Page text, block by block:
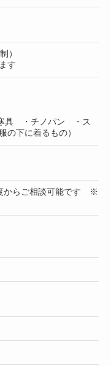
）
す
具 ・チノパン ・ス
下に着るもの）
からご相談可能です ※